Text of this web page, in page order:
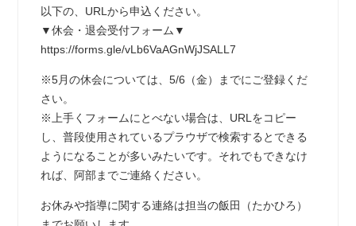
以下の、URLから申込ください。
▼休会・退会受付フォーム▼
https://forms.gle/vLb6VaAGnWjJSALL7
※5月の休会については、5/6（金）までにご登録くだ
さい。
※上手くフォームにとべない場合は、URLをコピー
し、普段使用されているプラウザで検索するとできる
ようになることが多いみたいです。それでもできなけ
れば、阿部までご連絡ください。
お休みや指導に関する連絡は担当の飯田（たかひろ）